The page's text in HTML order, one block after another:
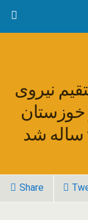
نیروی
خوزستان
Share